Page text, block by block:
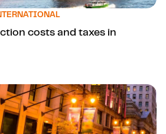
costs and taxes in Germany
costs and taxes in